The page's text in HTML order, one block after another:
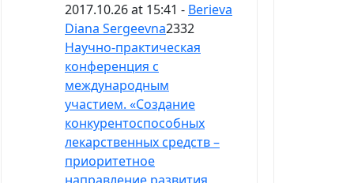
2017.10.26 at 15:41 - Berieva
Diana Sergeevna2332
Научно-практическая
конференция с
международным
участием. «Создание
конкурентоспособных
лекарственных средств –
приоритетное